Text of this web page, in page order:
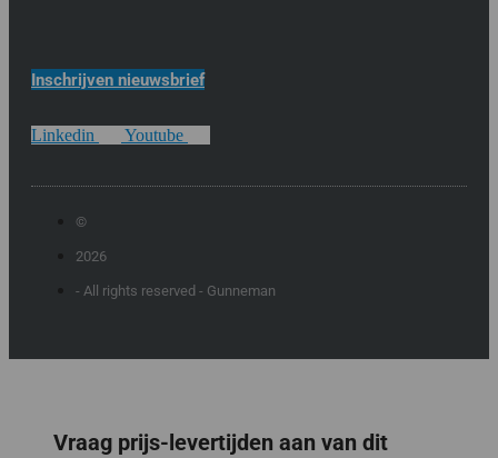
Inschrijven nieuwsbrief
Linkedin Youtube
©
2026
- All rights reserved - Gunneman
Vraag prijs-levertijden aan van dit